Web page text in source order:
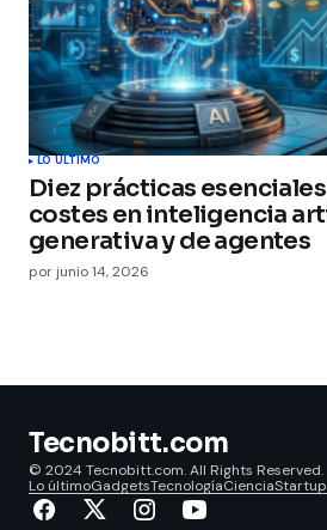
LO ÚLTIMO
Diez prácticas
costes en inteligencia
generativa y de agentes
por junio 14, 2026
Tecnobitt.com
© 2024 Tecnobitt.com. All Rights Reserved.
Lo últimoGadgetsTecnologíaCiencia